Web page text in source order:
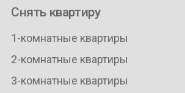
Снять квартиру
1-комнатные квартиры
2-комнатные квартиры
3-комнатные квартиры